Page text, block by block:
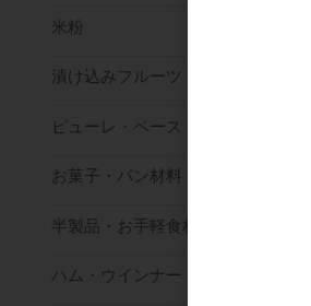
米粉
漬け込みフルーツ
ピューレ・ペースト
お菓子・パン材料
半製品・お手軽食材
ハム・ウインナー